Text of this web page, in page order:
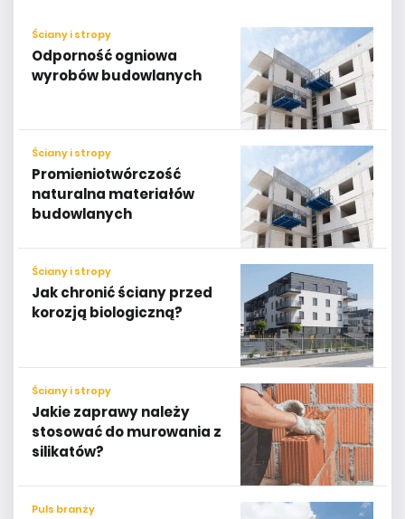
Ściany i stropy
Odporność ogniowa
wyrobów budowlanych
Ściany i stropy
Promieniotwórczość
naturalna materiałów
budowlanych
Ściany i stropy
Jak chronić ściany przed
korozją biologiczną?
Ściany i stropy
Jakie zaprawy należy
stosować do murowania z
silikatów?
Puls branży